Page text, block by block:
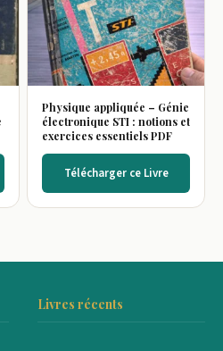
Physique appliquée – Génie
électronique STI : notions et
exercices essentiels PDF
Télécharger ce Livre
Livres récents